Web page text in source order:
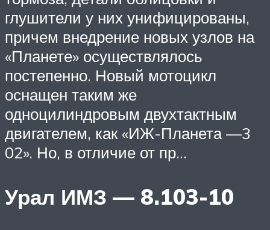
глушители у них унифицированы,
причем внедрение новых узлов на
«Планете» осуществлялось
постепенно. Новый мотоцикл
оснащен таким же
одноцилиндровым двухтактным
двигателем, как «ИЖ-Планета —3
02». Но, в отличие от пр…
Урал ИМЗ — 8.103-10